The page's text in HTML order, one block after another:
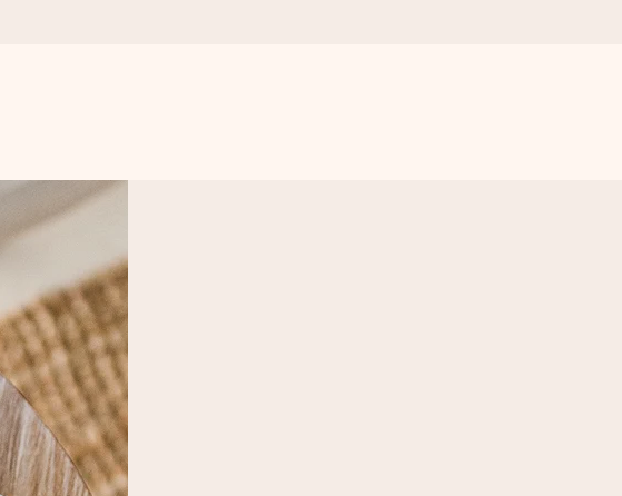
aller mest.
Ikke noe tull, bare masse kjærlighet i